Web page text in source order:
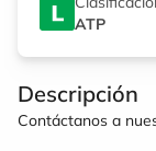
ATP
Descripción
Contáctanos a